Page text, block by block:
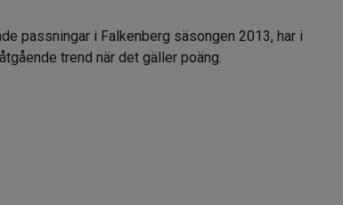
passningar i Falkenberg säsongen 2013, har i
trend när det gäller poäng.